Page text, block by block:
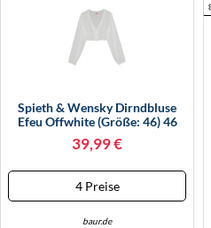
Spieth & Wensky Dirndbluse
Efeu Offwhite (Größe: 46) 46
Weiß
39,99 €
4 Preise
baur.de